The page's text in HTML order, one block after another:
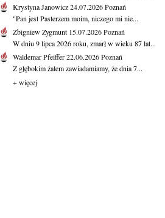
Krystyna Janowicz24.07.2026Poznań
"Pan jest Pasterzem moim, niczego mi nie...
Zbigniew Zygmunt 15.07.2026Poznań
W dniu 9 lipca 2026 roku, zmarł w wieku 87 lat...
Waldemar Pfeiffer22.06.2026Poznań
Z głębokim żalem zawiadamiamy, że dnia 7...
+ więcej